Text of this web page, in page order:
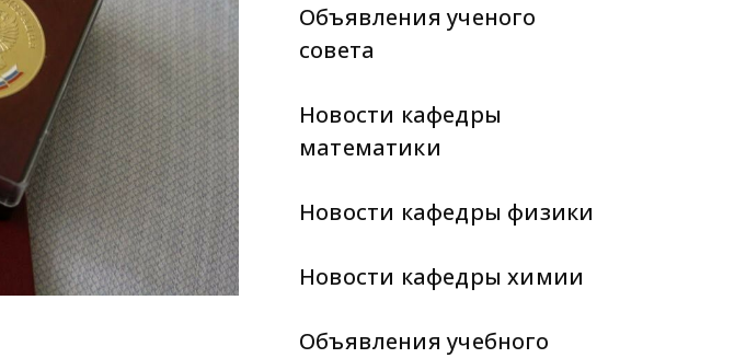
Объявления ученого
совета
Новости кафедры
математики
Новости кафедры физики
Новости кафедры химии
Объявления учебного